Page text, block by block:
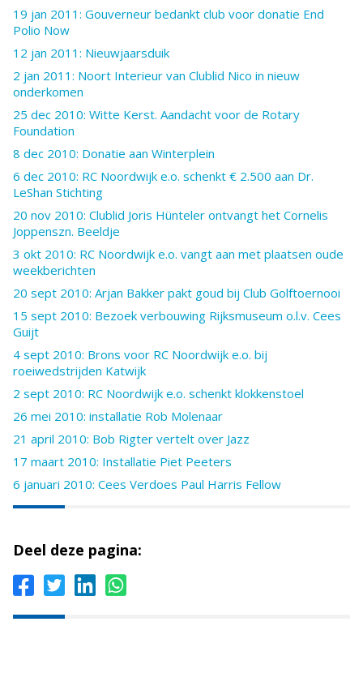
19 jan 2011: Gouverneur bedankt club voor donatie End
Polio Now
12 jan 2011: Nieuwjaarsduik
2 jan 2011: Noort Interieur van Clublid Nico in nieuw
onderkomen
25 dec 2010: Witte Kerst. Aandacht voor de Rotary
Foundation
8 dec 2010: Donatie aan Winterplein
6 dec 2010: RC Noordwijk e.o. schenkt € 2.500 aan Dr.
LeShan Stichting
20 nov 2010: Clublid Joris Hünteler ontvangt het Cornelis
Joppenszn. Beeldje
3 okt 2010: RC Noordwijk e.o. vangt aan met plaatsen oude
weekberichten
20 sept 2010: Arjan Bakker pakt goud bij Club Golftoernooi
15 sept 2010: Bezoek verbouwing Rijksmuseum o.l.v. Cees
Guijt
4 sept 2010: Brons voor RC Noordwijk e.o. bij
roeiwedstrijden Katwijk
2 sept 2010: RC Noordwijk e.o. schenkt klokkenstoel
26 mei 2010: installatie Rob Molenaar
21 april 2010: Bob Rigter vertelt over Jazz
17 maart 2010: Installatie Piet Peeters
6 januari 2010: Cees Verdoes Paul Harris Fellow
Deel deze pagina: